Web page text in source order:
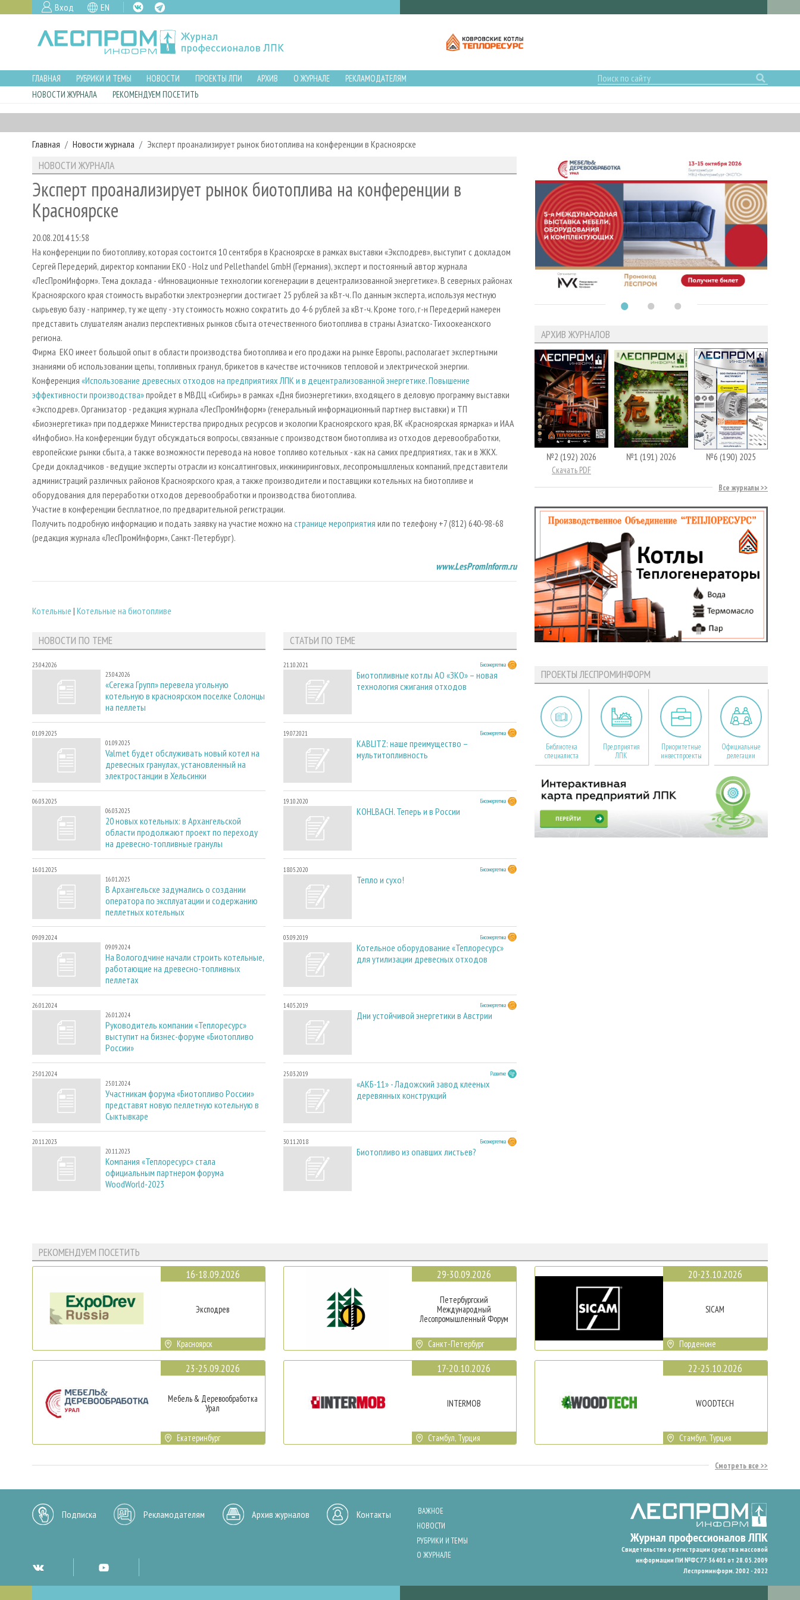
Вход EN
ГЛАВНАЯ РУБРИКИ И ТЕМЫ НОВОСТИ ПРОЕКТЫ ЛПИ АРХИВ О ЖУРНАЛЕ
РЕКЛАМОДАТЕЛЯМ
НОВОСТИ ЖУРНАЛА
РЕКОМЕНДУЕМ ПОСЕТИТЬ
Главная Новости журнала Эксперт проанализирует рынок биотоплива на конференции в Красноярске
НОВОСТИ ЖУРНАЛА
Эксперт проанализирует рынок биотоплива на конференции в
Красноярске
20.08.2014 15:58
На конференции по биотопливу, которая состоится 10 сентября в Красноярске в рамках выставки «Эксподрев», выступит с докладом
Сергей Передерий, директор компании EKO - Holz und Pellethandel GmbH (Германия), эксперт и постоянный автор журнала
«ЛесПромИнформ». Тема доклада - «Инновационные технологии когенерации в децентрализованной энергетике». В северных районах
Красноярского края стоимость выработки электроэнергии достигает 25 рублей за кВт-ч. По данным эксперта, используя местную
сырьевую базу - например, ту же щепу - эту стоимость можно сократить до 4-6 рублей за кВт-ч. Кроме того, г-н Передерий намерен
представить слушателям анализ перспективных рынков сбыта отечественного биотоплива в страны Азиатско-Тихоокеанского
региона.
Фирма EKO имеет большой опыт в области производства биотоплива и его продажи на рынке Европы, располагает экспертными
знаниями об использовании щепы, топливных гранул, брикетов в качестве источников тепловой и электрической энергии.
Конференция «Использование древесных отходов на предприятиях ЛПК и в децентрализованной энергетике. Повышение
эффективности производства»пройдет в МВДЦ «Сибирь» в рамках «Дня биоэнергетики», входящего в деловую программу выставки
«Эксподрев». Организатор - редакция журнала «ЛесПромИнформ» (генеральный информационный партнер выставки) и ТП
«Биоэнергетика» при поддержке Министерства природных ресурсов и экологии Красноярского края, ВК «Красноярская ярмарка» и ИАА
«Инфобио». На конференции будут обсуждаться вопросы, связанные с производством биотоплива из отходов деревообработки,
европейские рынки сбыта, а также возможности перевода на новое топливо котельных - как на самих предприятиях, так и в ЖКХ.
Среди докладчиков - ведущие эксперты отрасли из консалтинговых, инжиниринговых, лесопромышлленых компаний, представители
администраций различных районов Красноярского края, а также производители и поставщики котельных на биотопливе и
оборудования для переработки отходов деревообработки и производства биотоплива.
Участие в конференции бесплатное, по предварительной регистрации.
Получить подробную информацию и подать заявку на участие можно на странице мероприятия или по телефону +7 (812) 640-98-68
(редакция журнала «ЛесПромИнформ», Санкт-Петербург).
www.LesPromInform.ru
Котельные | Котельные на биотопливе
НОВОСТИ ПО ТЕМЕ
23.04.2026
23.04.2026
«Сегежа Групп» перевела угольную
котельную в красноярском поселке Солонцы
на пеллеты
01.09.2025
01.09.2025
Valmet будет обслуживать новый котел на
древесных гранулах, установленный на
электростанции в Хельсинки
06.03.2025
06.03.2025
20 новых котельных: в Архангельской
области продолжают проект по переходу
на древесно-топливные гранулы
16.01.2025
16.01.2025
В Архангельске задумались о создании
оператора по эксплуатации и содержанию
пеллетных котельных
09.09.2024
09.09.2024
На Вологодчине начали строить котельные,
работающие на древесно-топливных
пеллетах
26.01.2024
26.01.2024
Руководитель компании «Теплоресурс»
выступит на бизнес-форуме «Биотопливо
России»
25.01.2024
25.01.2024
Участникам форума «Биотопливо России»
представят новую пеллетную котельную в
Сыктывкаре
20.11.2023
20.11.2023
Компания «Теплоресурс» стала
официальным партнером форума
WoodWorld-2023
СТАТЬИ ПО ТЕМЕ
21.10.2021 Биоэнергетика
Биотопливные котлы АО «ЗКО» – новая
технология сжигания отходов
19.07.2021 Биоэнергетика
KABLITZ: наше преимущество –
мультитопливность
19.10.2020 Биоэнергетика
KOHLBACH. Теперь и в России
18.05.2020 Биоэнергетика
Тепло и сухо!
03.09.2019 Биоэнергетика
Котельное оборудование «Теплоресурс»
для утилизации древесных отходов
14.05.2019 Биоэнергетика
Дни устойчивой энергетики в Австрии
25.03.2019 Развитие
«АКБ-11» - Ладожский завод клееных
деревянных конструкций
30.11.2018 Биоэнергетика
Биотопливо из опавших листьев?
АРХИВ ЖУРНАЛОВ
№2 (192) 2026
Скачать PDF
№1 (191) 2026 №6 (190) 2025
Все журналы
ПРОЕКТЫ ЛЕСПРОМИНФОРМ
Библиотека
специалиста
Предприятия
ЛПК
Приоритетные
инвестпроекты
Официальные
делегации
РЕКОМЕНДУЕМ ПОСЕТИТЬ
16-18.09.2026
Эксподрев
Красноярск
23-25.09.2026
Мебель & Деревообработка
Урал
Екатеринбург
29-30.09.2026
Петербургский
Международный
Лесопромышленный Форум
Санкт-Петербург
17-20.10.2026
INTERMOB
Стамбул, Турция
20-23.10.2026
SICAM
Порденоне
22-25.10.2026
WOODTECH
Стамбул, Турция
Смотреть все
Подписка Рекламодателям Архив журналов Контакты
ВАЖНОЕ
НОВОСТИ
РУБРИКИ И ТЕМЫ
О ЖУРНАЛЕ
Свидетельство о регистрации средства массовой
информации ПИ №ФС77-36401 от 28.05.2009
Леспроминформ. 2002 - 2022